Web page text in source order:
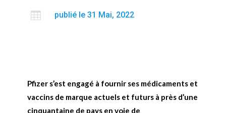
 publié le 31 Mai, 2022
Pfizer s’est engagé à fournir ses médicaments et
vaccins de marque actuels et futurs à près d’une
cinquantaine de pays en voie de